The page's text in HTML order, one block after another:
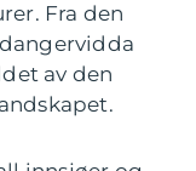
Fra den
av den